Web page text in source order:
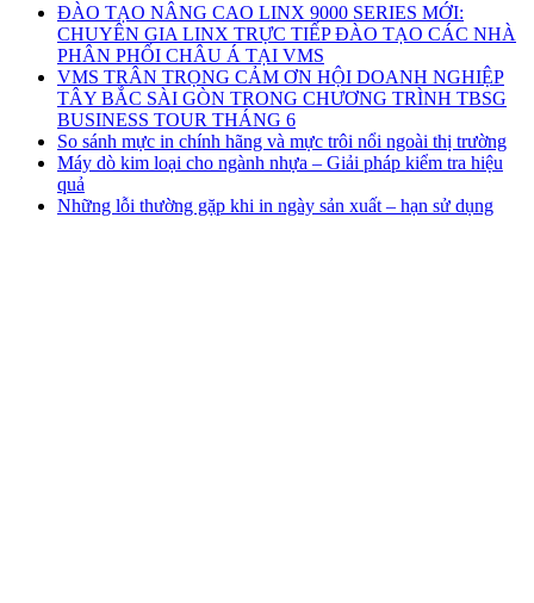
ĐÀO TẠO NÂNG CAO LINX 9000 SERIES MỚI:
CHUYÊN GIA LINX TRỰC TIẾP ĐÀO TẠO CÁC NHÀ
PHÂN PHỐI CHÂU Á TẠI VMS
VMS TRÂN TRỌNG CẢM ƠN HỘI DOANH NGHIỆP
TÂY BẮC SÀI GÒN TRONG CHƯƠNG TRÌNH TBSG
BUSINESS TOUR THÁNG 6
So sánh mực in chính hãng và mực trôi nổi ngoài thị trường
Máy dò kim loại cho ngành nhựa – Giải pháp kiểm tra hiệu
quả
Những lỗi thường gặp khi in ngày sản xuất – hạn sử dụng